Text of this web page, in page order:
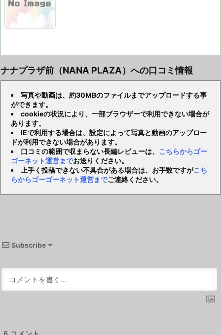
ナナプラザ前（NANA PLAZA）への口コミ情報
写真や動画は、約30MBのファイルまでアップロードする事
ができます。
cookieの状況により、一部ブラウザーで利用できない場合が
あります。
IEで利用する場合は、設定によって写真と動画のアップロー
ドが利用できない場合があります。
口コミの範囲で収まらない長編レビューは、 こちらからゴー
ゴーネット運営までお送りください。
上手く投稿できない不具合がある場合は、お手数ですがこち
らからゴーゴーネット運営までご連絡ください。
Subscribe